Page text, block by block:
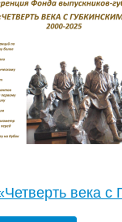
века с